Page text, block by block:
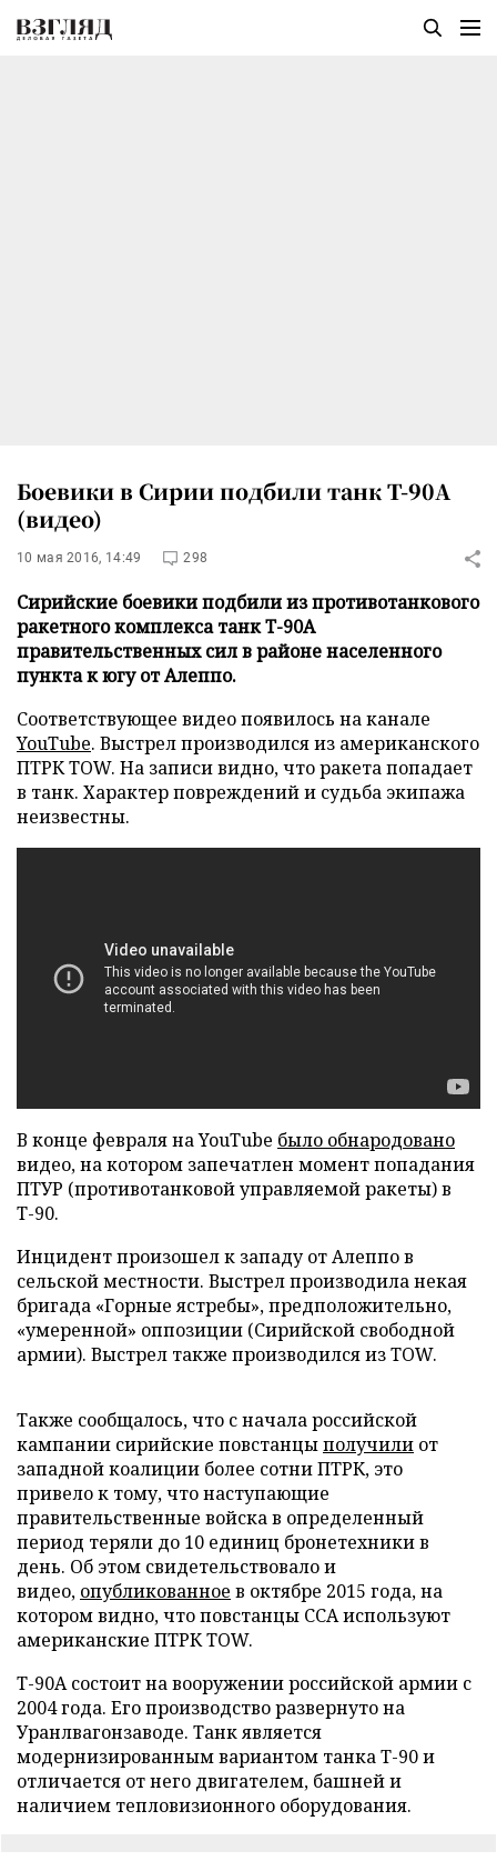
Боевики в Сирии подбили танк Т-90А
(видео)
10 мая 2016, 14:49 298
Сирийские боевики подбили из противотанкового
ракетного комплекса танк Т-90А
правительственных сил в районе населенного
пункта к югу от Алеппо.
Соответствующее видео появилось на канале
YouTube. Выстрел производился из американского
ПТРК TOW. На записи видно, что ракета попадает
в танк. Характер повреждений и судьба экипажа
неизвестны.
В конце февраля на YouTube было обнародовано
видео, на котором запечатлен момент попадания
ПТУР (противотанковой управляемой ракеты) в
Т-90.
Инцидент произошел к западу от Алеппо в
сельской местности. Выстрел производила некая
бригада «Горные ястребы», предположительно,
«умеренной» оппозиции (Сирийской свободной
армии). Выстрел также производился из TOW.
Также сообщалось, что с начала российской
кампании сирийские повстанцыполучили от
западной коалиции более сотни ПТРК, это
привело к тому, что наступающие
правительственные войска в определенный
период теряли до 10 единиц бронетехники в
день. Об этом свидетельствовало и
видео, опубликованное в октябре 2015 года, на
котором видно, что повстанцы ССА используют
американские ПТРК TOW.
Т-90А состоит на вооружении российской армии с
2004 года. Его производство развернуто на
Уранлвагонзаводе. Танк является
модернизированным вариантом танка Т-90 и
отличается от него двигателем, башней и
наличием тепловизионного оборудования.